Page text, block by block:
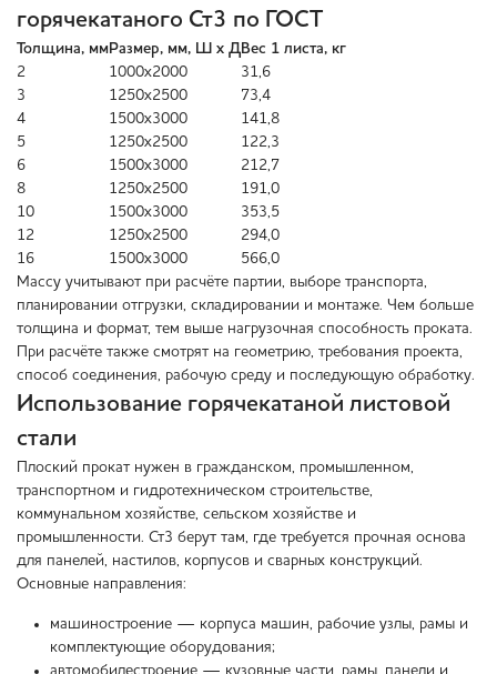
горячекатаного Ст3 по ГОСТ
Толщина, ммРазмер, мм, Ш х ДВес 1 листа, кг
2
1000х2000
31,6
3
1250х2500
73,4
4
1500х3000
141,8
5
1250х2500
122,3
6
1500х3000
212,7
8
1250х2500
191,0
10
1500х3000
353,5
12
1250х2500
294,0
16
1500х3000
566,0
Массу учитывают при расчёте партии, выборе транспорта,
планировании отгрузки, складировании и монтаже. Чем больше
толщина и формат, тем выше нагрузочная способность проката.
При расчёте также смотрят на геометрию, требования проекта,
способ соединения, рабочую среду и последующую обработку.
Использование горячекатаной листовой
стали
Плоский прокат нужен в гражданском, промышленном,
транспортном и гидротехническом строительстве,
коммунальном хозяйстве, сельском хозяйстве и
промышленности. Ст3 берут там, где требуется прочная основа
для панелей, настилов, корпусов и сварных конструкций.
Основные направления:
машиностроение — корпуса машин, рабочие узлы, рамы и
комплектующие оборудования;
автомобилестроение — кузовные части, рамы, панели и